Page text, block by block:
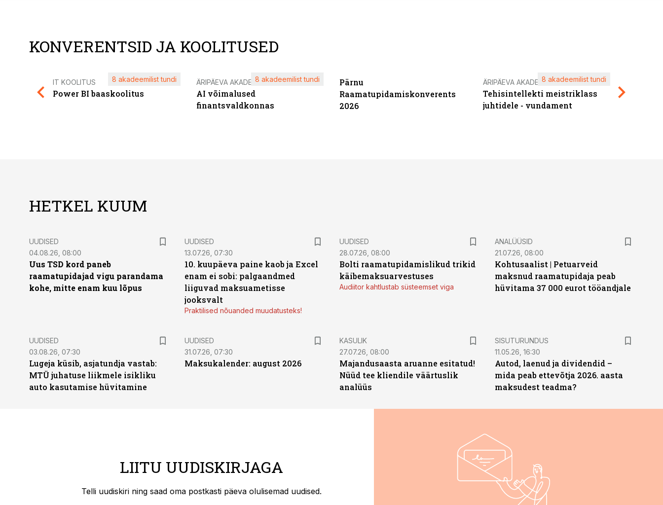
KONVERENTSID JA KOOLITUSED
IT KOOLITUS
Power BI baaskoolitus
8 akadeemilist tundi ÄRIPÄEVA AKADEEMIA
AI võimalused
finantsvaldkonnas
8 akadeemilist tundi
Pärnu
Raamatupidamiskonverents
2026
ÄRIPÄEVA AKADEEMIA
Tehisintellekti meistriklass
juhtidele - vundament
8 akadeemilist tundi
HETKEL KUUM
UUDISED
04.08.26, 08:00
Uus TSD kord paneb
raamatupidajad vigu parandama
kohe, mitte enam kuu lõpus
UUDISED
13.07.26, 07:30
10. kuupäeva paine kaob ja Excel
enam ei sobi: palgaandmed
liiguvad maksuametisse
jooksvalt
Praktilised nõuanded muudatusteks!
UUDISED
28.07.26, 08:00
Bolti raamatupidamislikud trikid
käibemaksuarvestuses
Audiitor kahtlustab süsteemset viga
ANALÜÜSID
21.07.26, 08:00
Kohtusaalist | Petuarveid
maksnud raamatupidaja peab
hüvitama 37 000 eurot tööandjale
UUDISED
03.08.26, 07:30
Lugeja küsib, asjatundja vastab:
MTÜ juhatuse liikmele isikliku
auto kasutamise hüvitamine
UUDISED
31.07.26, 07:30
Maksukalender: august 2026
KASULIK
27.07.26, 08:00
Majandusaasta aruanne esitatud!
Nüüd tee kliendile väärtuslik
analüüs
ST
SISUTURUNDUS
11.05.26, 16:30
Autod, laenud ja dividendid –
mida peab ettevõtja 2026. aasta
maksudest teadma?
LIITU UUDISKIRJAGA
Telli uudiskiri ning saad oma postkasti päeva olulisemad uudised.